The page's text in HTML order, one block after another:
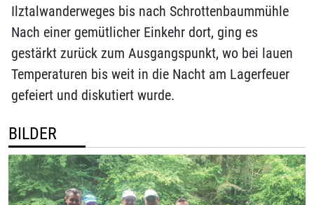
Ilztalwanderweges bis nach Schrottenbaummühle
Nach einer gemütlicher Einkehr dort, ging es
gestärkt zurück zum Ausgangspunkt, wo bei lauen
Temperaturen bis weit in die Nacht am Lagerfeuer
gefeiert und diskutiert wurde.
BILDER